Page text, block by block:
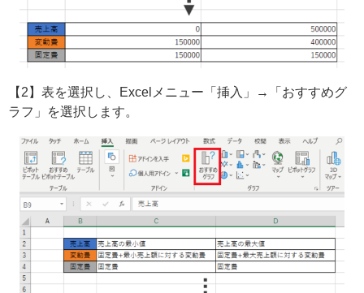
【2】表を選択し、Excelメニュー「挿入」→「おすすめグ
ラフ」を選択します。